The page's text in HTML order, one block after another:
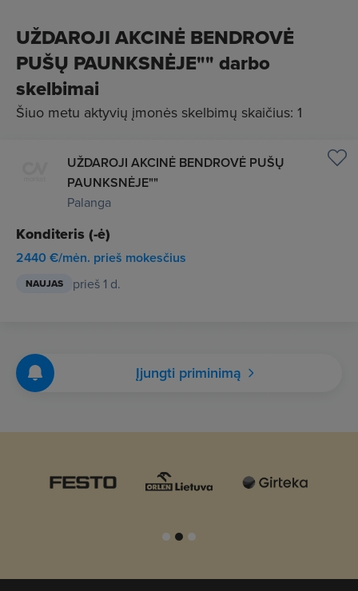
UŽDAROJI AKCINĖ BENDROVĖ
PUŠŲ PAUNKSNĖJE"" darbo
skelbimai
Šiuo metu aktyvių įmonės skelbimų skaičius: 1
UŽDAROJI AKCINĖ BENDROVĖ PUŠŲ
PAUNKSNĖJE""
Palanga
Konditeris (-ė)
2440 €/mėn. prieš mokesčius
NAUJAS prieš 1 d.
Įjungti priminimą